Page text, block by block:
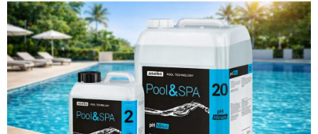
je
0,0
z
5
hvězdiček.